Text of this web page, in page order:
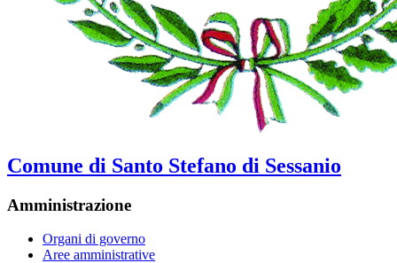
Comune di Santo Stefano di Sessanio
Amministrazione
Organi di governo
Aree amministrative